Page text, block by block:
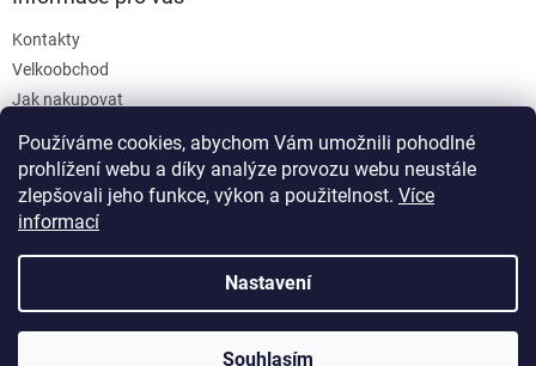
Používáme cookies, abychom Vám umožnili pohodlné
prohlížení webu a díky analýze provozu webu neustále
zlepšovali jeho funkce, výkon a použitelnost. Více
informací
Nastavení
Souhlasím
Kontakty
Velkoobchod
Jak nakupovat
Podmínky ochrany osobních údajů
Vytvořil Shoptet
SanusVia. Všechna práva vyhrazena.